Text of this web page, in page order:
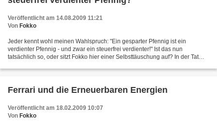
Veröffentlicht am 14.08.2009 11:21
Von Fokko
Jeder kennt wohl meinen Wahlspruch: "Ein gesparter Pfennig ist ein
verdienter Pfennig - und zwar ein steuerfrei verdienter!" Ist das nun
tatsächlich so, oder sitzt Fokko hier einer Selbsttäuschung auf? In der Tat
Ferrari und die Erneuerbaren Energien
Veröffentlicht am 18.02.2009 10:07
Von Fokko